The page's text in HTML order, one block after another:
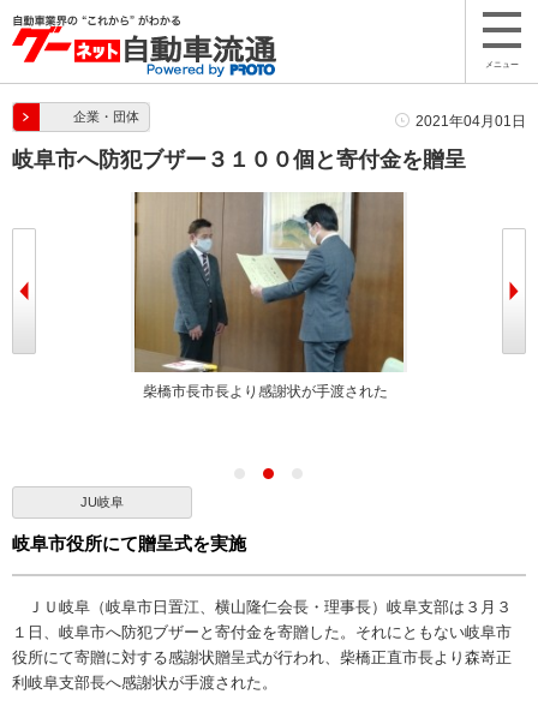
メニュー
企業・団体 2021年04月01日
岐阜市へ防犯ブザー３１００個と寄付金を贈呈
柴橋市長市長より感謝状が手渡された
JU岐阜
岐阜市役所にて贈呈式を実施
ＪＵ岐阜（岐阜市日置江、横山隆仁会長・理事長）岐阜支部は３月３
１日、岐阜市へ防犯ブザーと寄付金を寄贈した。それにともない岐阜市
役所にて寄贈に対する感謝状贈呈式が行われ、柴橋正直市長より森嵜正
利岐阜支部長へ感謝状が手渡された。